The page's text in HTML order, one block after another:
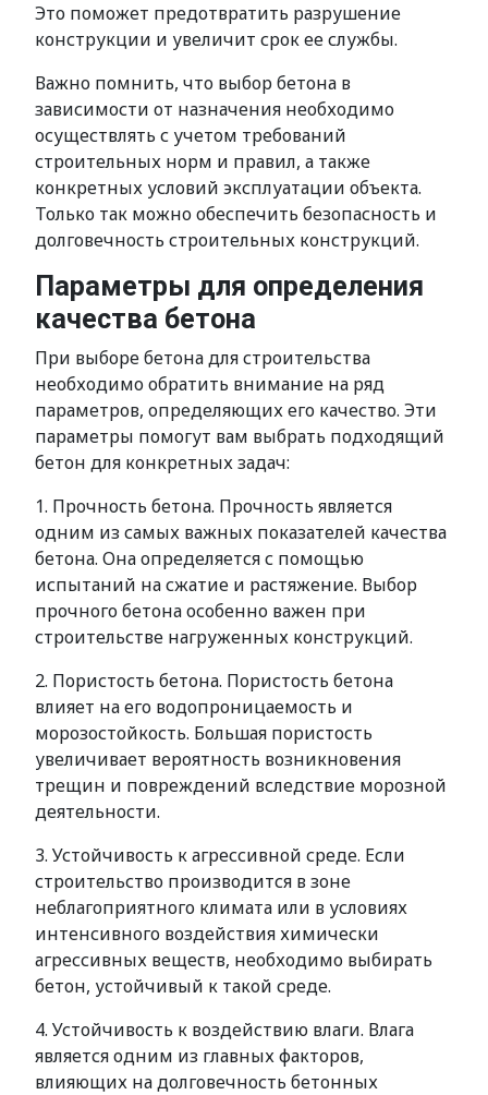
Это поможет предотвратить разрушение
конструкции и увеличит срок ее службы.
Важно помнить, что выбор бетона в
зависимости от назначения необходимо
осуществлять с учетом требований
строительных норм и правил, а также
конкретных условий эксплуатации объекта.
Только так можно обеспечить безопасность и
долговечность строительных конструкций.
Параметры для определения
качества бетона
При выборе бетона для строительства
необходимо обратить внимание на ряд
параметров, определяющих его качество. Эти
параметры помогут вам выбрать подходящий
бетон для конкретных задач:
1. Прочность бетона. Прочность является
одним из самых важных показателей качества
бетона. Она определяется с помощью
испытаний на сжатие и растяжение. Выбор
прочного бетона особенно важен при
строительстве нагруженных конструкций.
2. Пористость бетона. Пористость бетона
влияет на его водопроницаемость и
морозостойкость. Большая пористость
увеличивает вероятность возникновения
трещин и повреждений вследствие морозной
деятельности.
3. Устойчивость к агрессивной среде. Если
строительство производится в зоне
неблагоприятного климата или в условиях
интенсивного воздействия химически
агрессивных веществ, необходимо выбирать
бетон, устойчивый к такой среде.
4. Устойчивость к воздействию влаги. Влага
является одним из главных факторов,
влияющих на долговечность бетонных